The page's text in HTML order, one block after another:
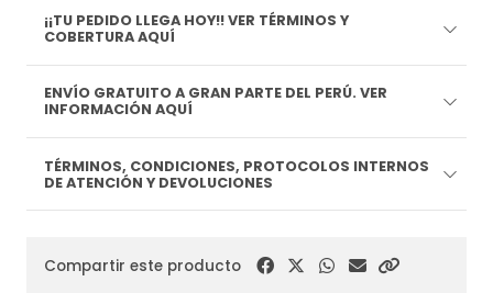
¡¡TU PEDIDO LLEGA HOY!! VER TÉRMINOS Y
COBERTURA AQUÍ
ENVÍO GRATUITO A GRAN PARTE DEL PERÚ. VER
INFORMACIÓN AQUÍ
TÉRMINOS, CONDICIONES, PROTOCOLOS INTERNOS
DE ATENCIÓN Y DEVOLUCIONES
Compartir este producto